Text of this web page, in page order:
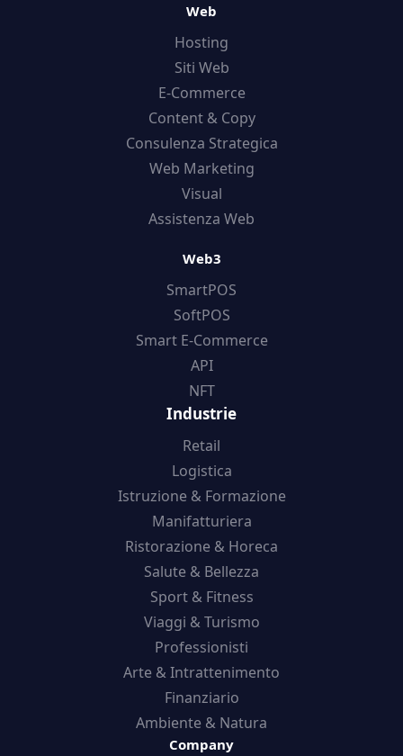
Web
Hosting
Siti Web
E-Commerce
Content & Copy
Consulenza Strategica
Web Marketing
Visual
Assistenza Web
Web3
SmartPOS
SoftPOS
Smart E-Commerce
API
NFT
Industrie
Retail
Logistica
Istruzione & Formazione
Manifatturiera
Ristorazione & Horeca
Salute & Bellezza
Sport & Fitness
Viaggi & Turismo
Professionisti
Arte & Intrattenimento
Finanziario
Ambiente & Natura
Company